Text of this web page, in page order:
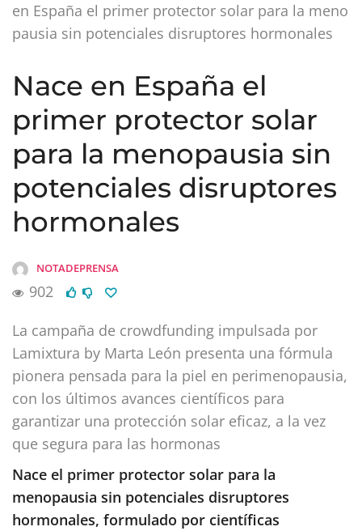
en España el primer protector solar para la meno
pausia sin potenciales disruptores hormonales
Nace en España el
primer protector solar
para la menopausia sin
potenciales disruptores
hormonales
NOTADEPRENSA
902
La campaña de crowdfunding impulsada por
Lamixtura by Marta León presenta una fórmula
pionera pensada para la piel en perimenopausia,
con los últimos avances científicos para
garantizar una protección solar eficaz, a la vez
que segura para las hormonas
Nace el primer protector solar para la
menopausia sin potenciales disruptores
hormonales, formulado por científicas